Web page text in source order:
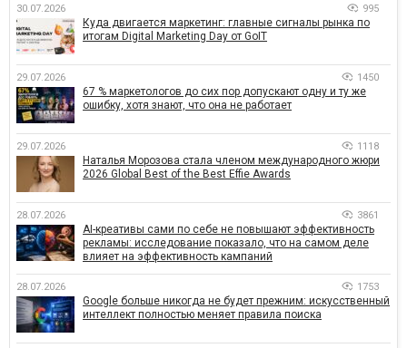
30.07.2026 995
Куда двигается маркетинг: главные сигналы рынка по
итогам Digital Marketing Day от GoIT
29.07.2026 1450
67 % маркетологов до сих пор допускают одну и ту же
ошибку, хотя знают, что она не работает
29.07.2026 1118
Наталья Морозова стала членом международного жюри
2026 Global Best of the Best Effie Awards
28.07.2026 3861
AI-креативы сами по себе не повышают эффективность
рекламы: исследование показало, что на самом деле
влияет на эффективность кампаний
28.07.2026 1753
Google больше никогда не будет прежним: искусственный
интеллект полностью меняет правила поиска